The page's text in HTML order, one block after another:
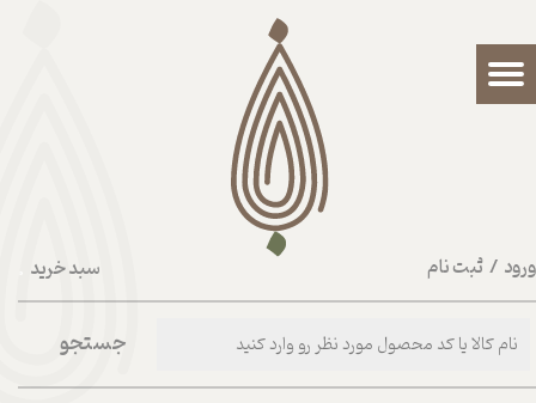
سبد خرید / ثبت نام
حساب کاربری من
تغییر گذر واژه
جستجو